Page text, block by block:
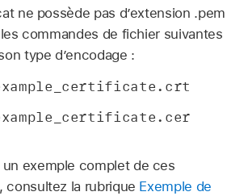
ne possède pas d’extension .pem
commandes de fichier suivantes
type d’encodage :
exemple complet de ces
consultez la rubrique Exemple de